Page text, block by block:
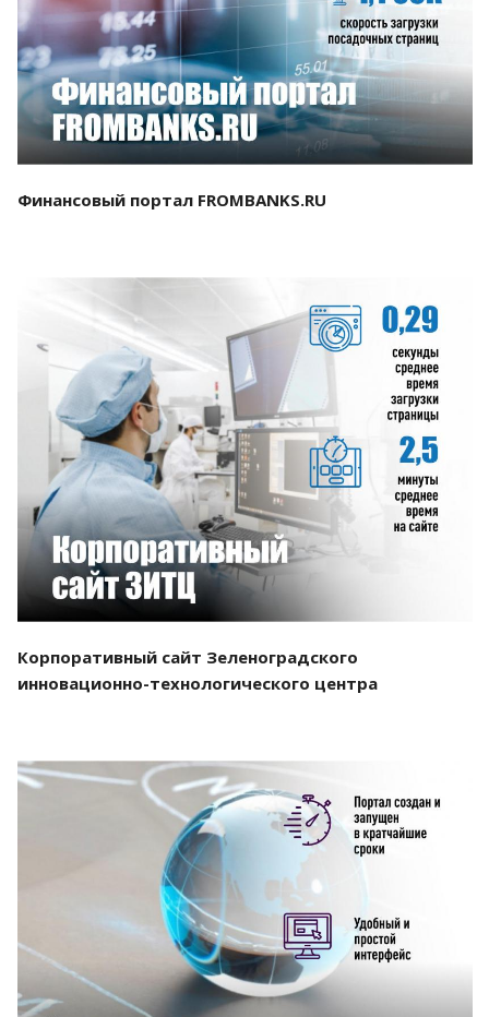
Смотреть проект
Финансовый портал FROMBANKS.RU
Смотреть проект
Корпоративный сайт Зеленоградского
инновационно-технологического центра
Смотреть проект